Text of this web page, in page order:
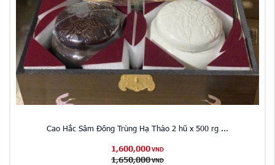
Cao Hắc Sâm Đông Trùng Hạ Thảo 2 hũ x 500 rg ...
1,600,000 VND
1,650,000 VND